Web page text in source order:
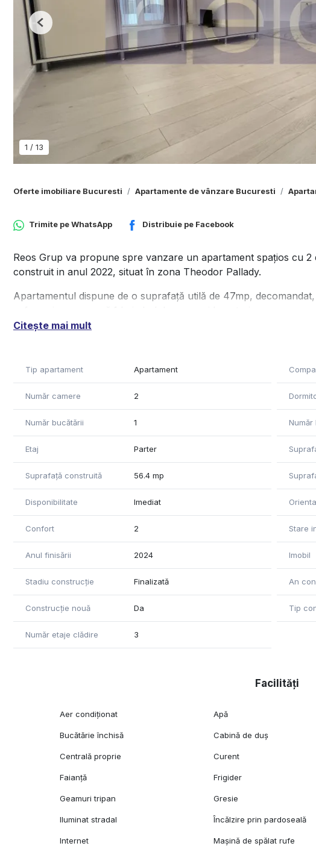
1 / 13
Previous
Oferte imobiliare Bucuresti Apartamente de vânzare Bucuresti
Trimite peWhatsApp Distribuie pe Facebook
Reos Grup va propune spre vanzare un apartament spațios cu
construit in anul 2022, situat în zona Theodor Pallady.
Apartamentul dispune de o suprafață utilă de 47mp,
Proprietatea beneficiază de o curte generoasă, amenajată cu un
Este ideal pentru o familie sau pentru investiție. Zona este
comun, școli, magazine și parcuri – un avantaj important pentru
Momentan nu detinem informatii in legatura cu clasa energetica.
Pentru mai multe detalii sau programarea unei vizionări, nu
Citește mai mult
Tip apartament Apartament
Număr camere 2
Număr bucătării 1 Număr
Etaj Parter
Suprafață construită 56.4 mp
Disponibilitate Imediat
Confort 2 Stare
Anul finisării 2024 Imobil
Stadiu construcție Finalizată An
Construcție nouă Da Tip
Număr etaje clădire 3
Facilități
Aer condiționat Apă
Bucătărie închisă Cabină de duș
Centrală proprie Curent
Faianță Frigider
Geamuri tripan Gresie
Iluminat stradal Încălzire prin pardoseală
Internet Mașină de spălat rufe